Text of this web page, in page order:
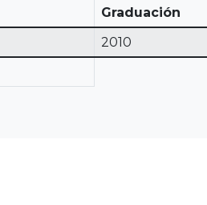
Graduación
2010